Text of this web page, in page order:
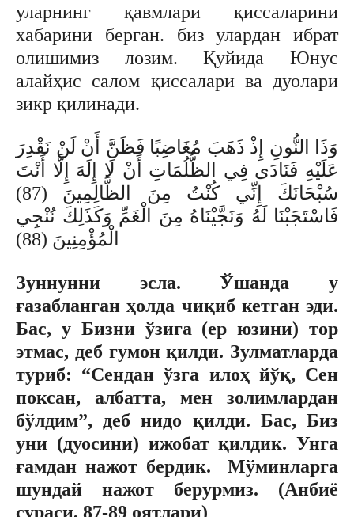
уларнинг қавмлари қиссаларини
хабарини берган. биз улардан ибрат
олишимиз лозим. Қуйида Юнус
алайҳис салом қиссалари ва дуолари
зикр қилинади.
وَذَا النُّونِ إِذْ ذَهَبَ مُغَاضِبًا فَظَنَّ أَنْ لَنْ نَقْدِرَ
عَلَيْهِ فَنَادَى فِي الظُّلُمَاتِ أَنْ لَا إِلَهَ إِلَّا أَنْتَ
سُبْحَانَكَ إِنِّي كُنْتُ مِنَ الظَّالِمِينَ (87)
فَاسْتَجَبْنَا لَهُ وَنَجَّيْنَاهُ مِنَ الْغَمِّ وَكَذَلِكَ نُنْجِي
الْمُؤْمِنِينَ (88)
Зуннунни эсла. Ўшанда у
ғазабланган ҳолда чиқиб кетган эди.
Бас, у Бизни ўзига (ер юзини) тор
этмас, деб гумон қилди. Зулматларда
туриб: “Сендан ўзга илоҳ йўқ, Сен
поксан, албатта, мен золимлардан
бўлдим”, деб нидо қилди. Бас, Биз
уни (дуосини) ижобат қилдик. Унга
ғамдан нажот бердик. Мўминларга
шундай нажот берурмиз. (Анбиё
сураси, 87-89 оятлари)